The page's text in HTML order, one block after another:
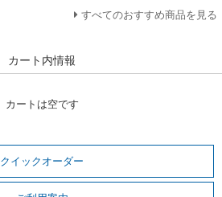
すべてのおすすめ商品を見る
カート内情報
カートは空です
クイックオーダー